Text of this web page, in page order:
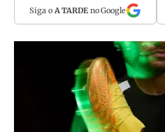
Siga o A TARDEno Google